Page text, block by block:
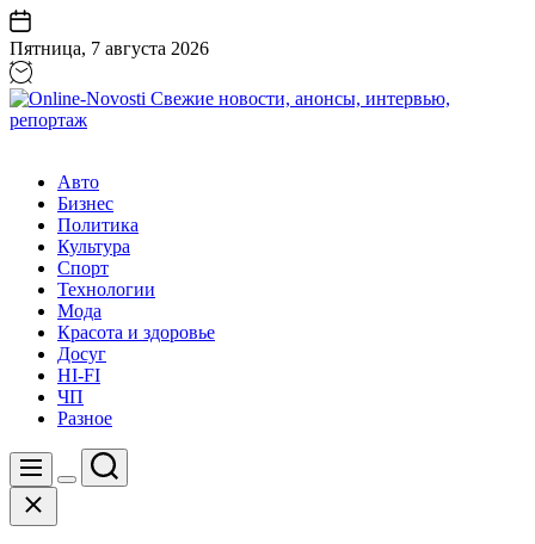
Перейти
к
содержанию
Пятница, 7 августа 2026
Свежие
новости,
анонсы,
интервью,
репортаж
Авто
Бизнес
Политика
Культура
Спорт
Технологии
Мода
Красота и здоровье
Досуг
HI-FI
ЧП
Разное
Меню
Цвет
Поиск
Закрыть